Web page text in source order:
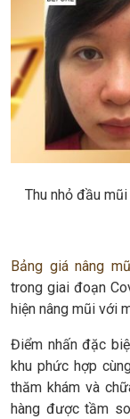
Thu nhỏ đầu
Bảng giá nâng
trong giai đoạn
hiện nâng mũi với
Điểm nhấn đặc
khu phức hợp
thăm khám và
hàng được tầm